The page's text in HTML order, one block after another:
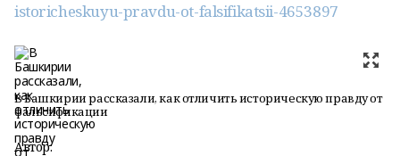
istoricheskuyu-pravdu-ot-falsifikatsii-4653897
В Башкирии рассказали, как отличить историческую правду от
фальсификации
Автор: